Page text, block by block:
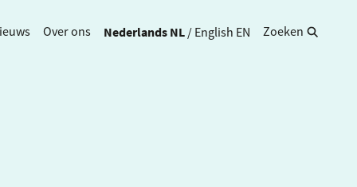
Over ons Nederlands NL / English EN Zoeken